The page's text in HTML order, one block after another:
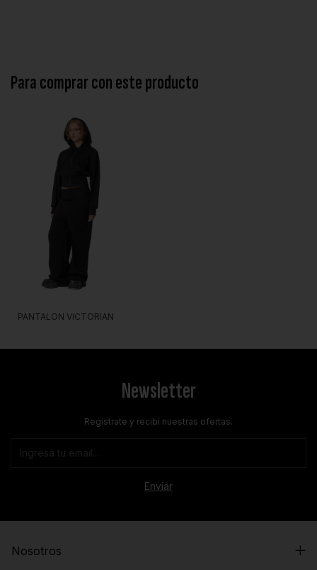
Para comprar con este producto
PANTALON VICTORIAN
Newsletter
Registrate y recibí nuestras ofertas.
Nosotros